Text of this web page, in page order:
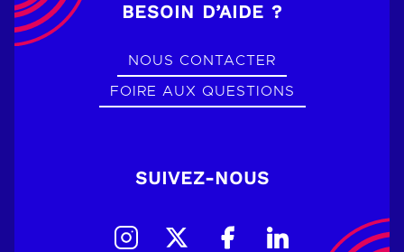
BESOIN D’AIDE ?
NOUS CONTACTER
FOIRE AUX QUESTIONS
SUIVEZ-NOUS